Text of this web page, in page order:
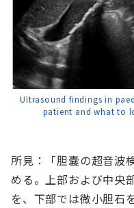
Ultrasound findings in
patient and what to
所見：「胆嚢の超音波
める。上部および中央
を、下部では微小胆石